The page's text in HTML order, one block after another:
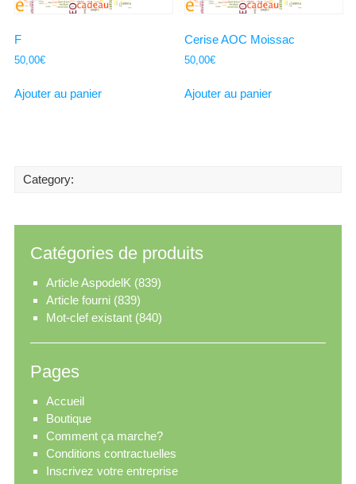
F
50,00€
Ajouter au panier
Cerise AOC Moissac
50,00€
Ajouter au panier
Category:
Catégories de produits
Article AspodelK (839)
Article fourni (839)
Mot-clef existant (840)
Pages
Accueil
Boutique
Comment ça marche?
Conditions contractuelles
Inscrivez votre entreprise